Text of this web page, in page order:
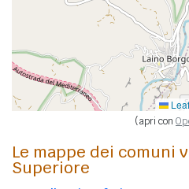
(apri con
Le mappe dei comuni
Superiore